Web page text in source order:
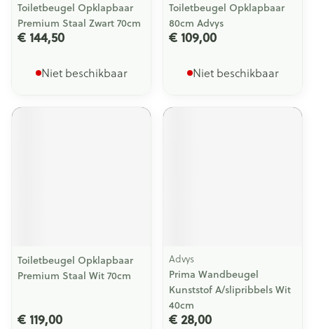
Toiletbeugel Opklapbaar
Premium Staal Zwart 70cm
€ 144,50
Niet beschikbaar
Toiletbeugel Opklapbaar
80cm Advys
€ 109,00
Niet beschikbaar
Toiletbeugel Opklapbaar
Premium Staal Wit 70cm
€ 119,00
Advys
Prima Wandbeugel
Kunststof A/slipribbels Wit
40cm
€ 28,00